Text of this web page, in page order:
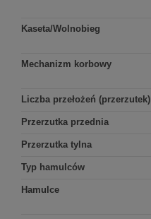
Kaseta/Wolnobieg
Mechanizm korbowy
Liczba przełożeń (przerzutek)
Przerzutka przednia
Przerzutka tylna
Typ hamulców
Hamulce